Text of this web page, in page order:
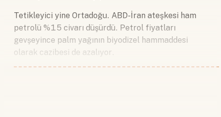
Tetikleyici yine Ortadoğu. ABD-İran ateşkesi ham
petrolü %15 civarı düşürdü. Petrol fiyatları
gevşeyince palm yağının biyodizel hammaddesi
olarak cazibesi de azalıyor.